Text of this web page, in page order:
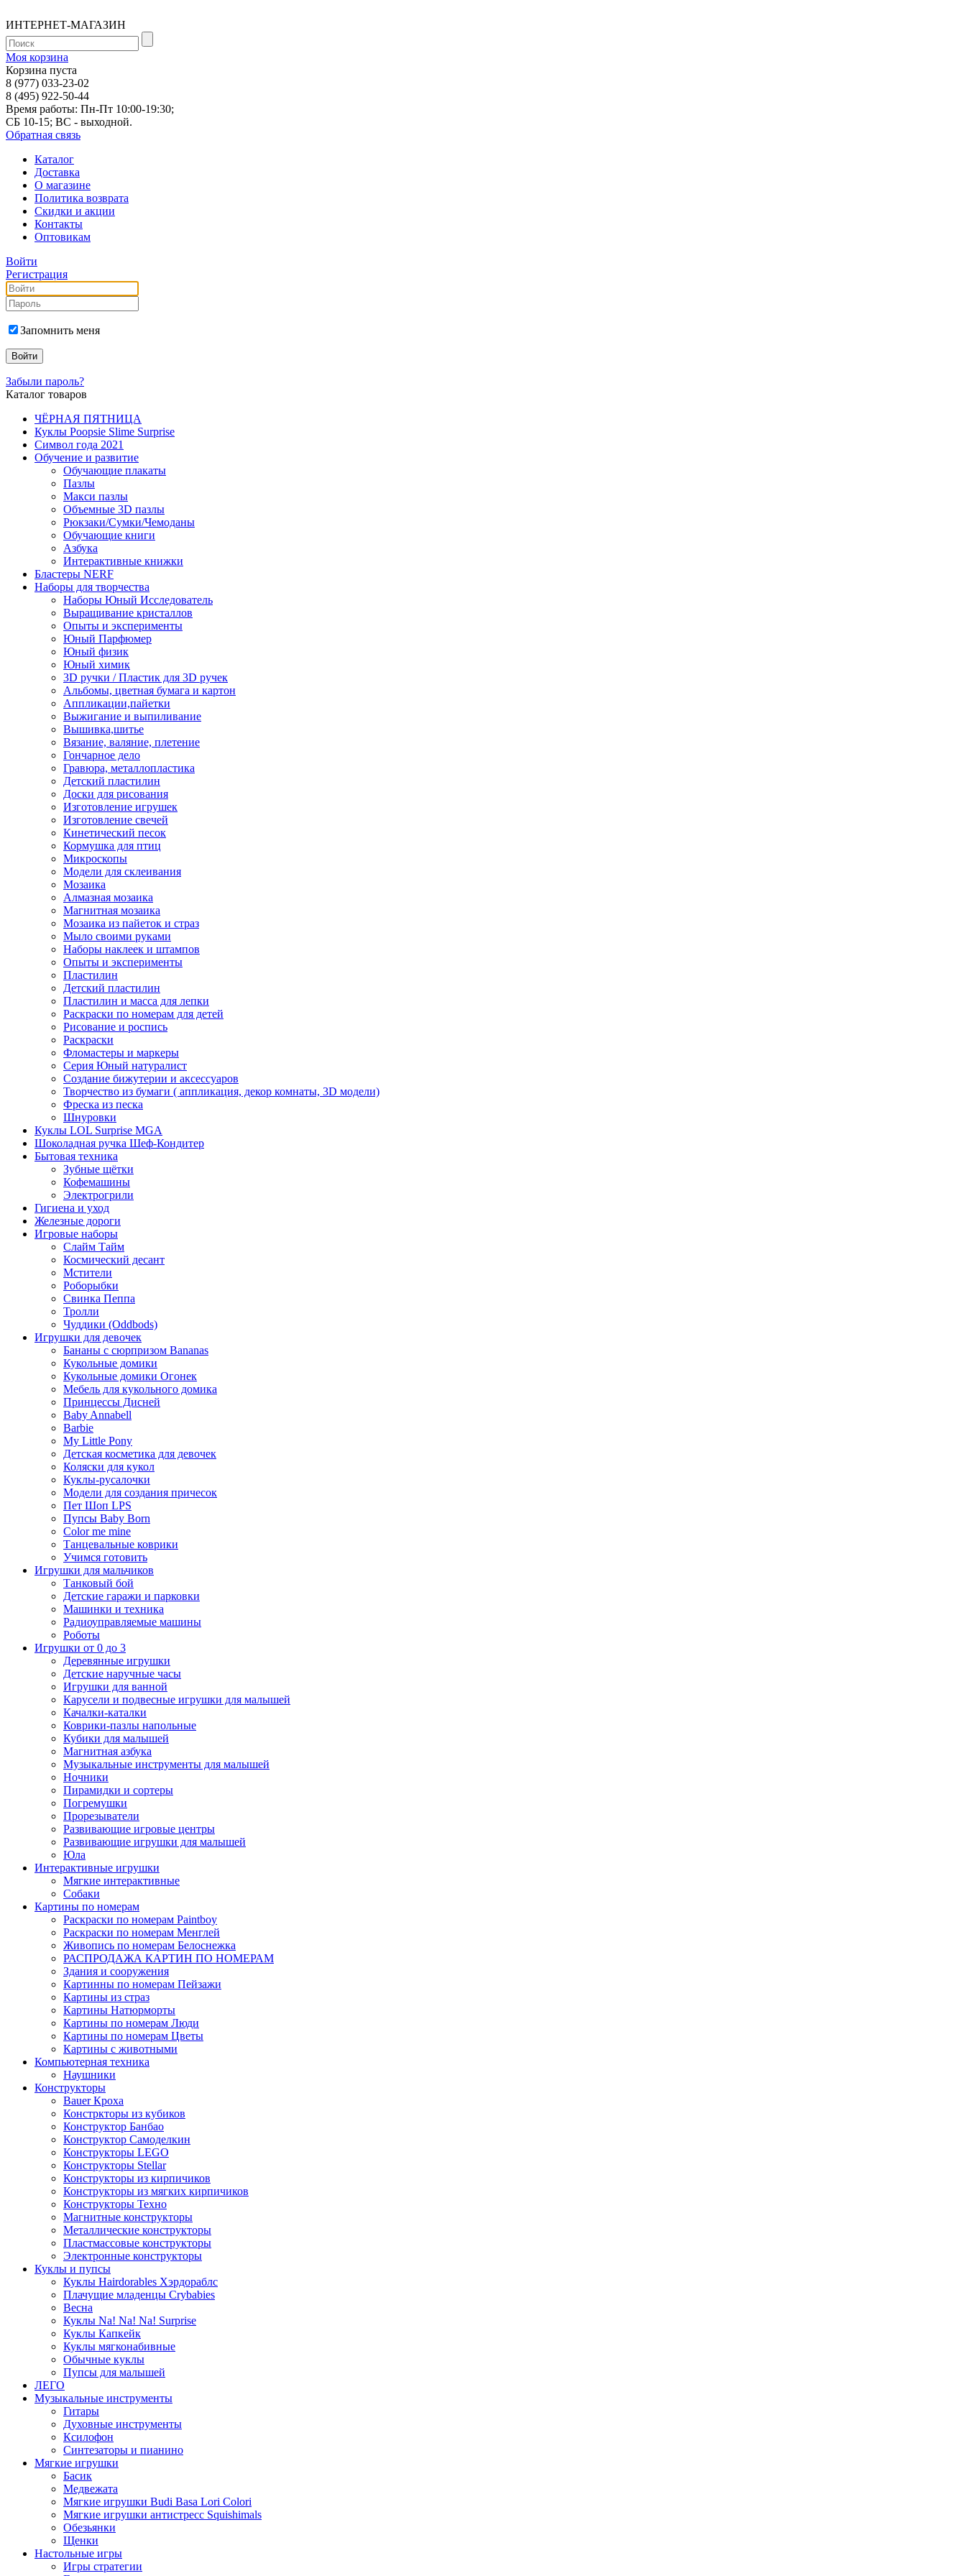
ИНТЕРНЕТ-МАГАЗИН
Моя корзина
Корзина пуста
8 (977) 033-23-02
8 (495) 922-50-44
Время работы: Пн-Пт 10:00-19:30;
СБ 10-15; ВС - выходной.
Обратная связь
Каталог
Доставка
О магазине
Политика возврата
Скидки и акции
Контакты
Оптовикам
Войти
Регистрация
Запомнить меня
Забыли пароль?
Каталог товаров
ЧЁРНАЯ ПЯТНИЦА
Куклы Poopsie Slime Surprise
Символ года 2021
Обучение и развитие
Обучающие плакаты
Пазлы
Макси пазлы
Объемные 3D пазлы
Рюкзаки/Сумки/Чемоданы
Обучающие книги
Азбука
Интерактивные книжки
Бластеры NERF
Наборы для творчества
Наборы Юный Исследователь
Выращивание кристаллов
Опыты и эксперименты
Юный Парфюмер
Юный физик
Юный химик
3D ручки / Пластик для 3D ручек
Альбомы, цветная бумага и картон
Аппликации,пайетки
Выжигание и выпиливание
Вышивка,шитье
Вязание, валяние, плетение
Гончарное дело
Гравюра, металлопластика
Детский пластилин
Доски для рисования
Изготовление игрушек
Изготовление свечей
Кинетический песок
Кормушка для птиц
Микроскопы
Модели для склеивания
Мозаика
Алмазная мозаика
Магнитная мозаика
Мозаика из пайеток и страз
Мыло своими руками
Наборы наклеек и штампов
Опыты и эксперименты
Пластилин
Детский пластилин
Пластилин и масса для лепки
Раскраски по номерам для детей
Рисование и роспись
Раскраски
Фломастеры и маркеры
Серия Юный натуралист
Создание бижутерии и аксессуаров
Творчество из бумаги ( аппликация, декор комнаты, 3D модели)
Фреска из песка
Шнуровки
Куклы LOL Surprise MGA
Шоколадная ручка Шеф-Кондитер
Бытовая техника
Зубные щётки
Кофемашины
Электрогрили
Гигиена и уход
Железные дороги
Игровые наборы
Слайм Тайм
Космический десант
Мстители
Роборыбки
Свинка Пеппа
Тролли
Чуддики (Oddbods)
Игрушки для девочек
Бананы с сюрпризом Bananas
Кукольные домики
Кукольные домики Огонек
Мебель для кукольного домика
Принцессы Дисней
Baby Annabell
Barbie
My Little Pony
Детская косметика для девочек
Коляски для кукол
Куклы-русалочки
Модели для создания причесок
Пет Шоп LPS
Пупсы Baby Born
Сolor me mine
Танцевальные коврики
Учимся готовить
Игрушки для мальчиков
Танковый бой
Детские гаражи и парковки
Машинки и техника
Радиоуправляемые машины
Роботы
Игрушки от 0 до 3
Деревянные игрушки
Детские наручные часы
Игрушки для ванной
Карусели и подвесные игрушки для малышей
Качалки-каталки
Коврики-пазлы напольные
Кубики для малышей
Магнитная азбука
Музыкальные инструменты для малышей
Ночники
Пирамидки и сортеры
Погремушки
Прорезыватели
Развивающие игровые центры
Развивающие игрушки для малышей
Юла
Интерактивные игрушки
Мягкие интерактивные
Собаки
Картины по номерам
Раскраски по номерам Paintboy
Раскраски по номерам Менглей
Живопись по номерам Белоснежка
РАСПРОДАЖА КАРТИН ПО НОМЕРАМ
Здания и сооружения
Картинны по номерам Пейзажи
Картины из страз
Картины Натюрморты
Картины по номерам Люди
Картины по номерам Цветы
Картины с животными
Компьютерная техника
Наушники
Конструкторы
Bauer Кроха
Констркторы из кубиков
Конструктор Банбао
Конструктор Самоделкин
Конструкторы LEGO
Конструкторы Stellar
Конструкторы из кирпичиков
Конструкторы из мягких кирпичиков
Конструкторы Техно
Магнитные конструкторы
Металлические конструкторы
Пластмассовые конструкторы
Электронные конструкторы
Куклы и пупсы
Куклы Hairdorables Хэрдораблс
Плачущие младенцы Crybabies
Весна
Куклы Na! Na! Na! Surprise
Куклы Капкейк
Куклы мягконабивные
Обычные куклы
Пупсы для малышей
ЛЕГО
Музыкальные инструменты
Гитары
Духовные инструменты
Ксилофон
Синтезаторы и пианино
Мягкие игрушки
Басик
Медвежата
Мягкие игрушки Budi Basa Lori Colori
Мягкие игрушки антистресс Squishimals
Обезьянки
Щенки
Настольные игры
Игры стратегии